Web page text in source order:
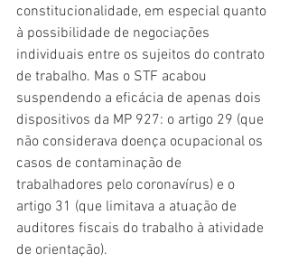
constitucionalidade, em especial quanto
à possibilidade de negociações
individuais entre os sujeitos do contrato
de trabalho. Mas o STF acabou
suspendendo a eficácia de apenas dois
dispositivos da MP 927: o artigo 29 (que
não considerava doença ocupacional os
casos de contaminação de
trabalhadores pelo coronavírus) e o
artigo 31 (que limitava a atuação de
auditores fiscais do trabalho à atividade
de orientação).